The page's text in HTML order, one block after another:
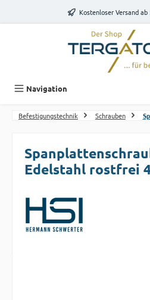
Zum Hauptinhalt springenKostenloser Versand
Navigation
Befestigungstechnik Schrauben
Edelstahl rostfrei